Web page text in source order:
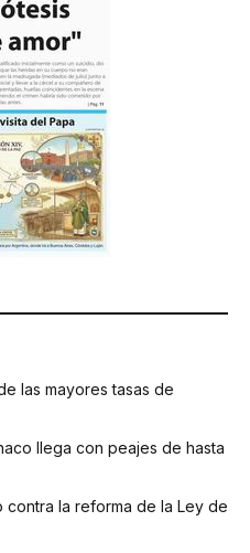
las mayores tasas de
llega con peajes de hasta
contra la reforma de la Ley de